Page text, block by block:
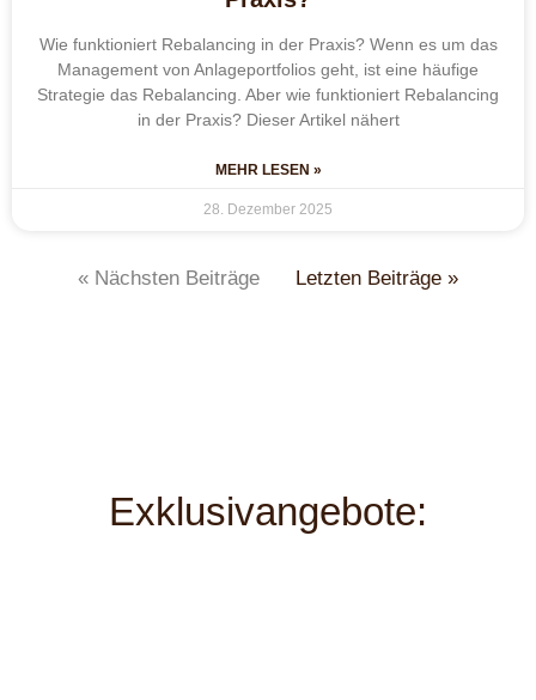
Wie funktioniert Rebalancing in der Praxis? Wenn es um das
Management von Anlageportfolios geht, ist eine häufige
Strategie das Rebalancing. Aber wie funktioniert Rebalancing
in der Praxis? Dieser Artikel nähert
MEHR LESEN »
28. Dezember 2025
« Nächsten Beiträge Letzten Beiträge »
Exklusivangebote: